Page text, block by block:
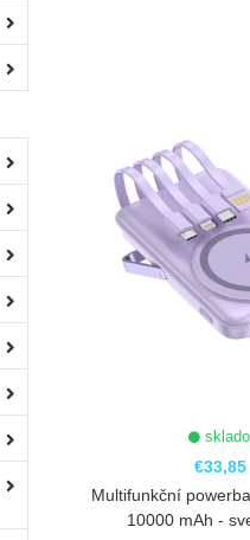
€33,85
Multifunkční
10000 mAh -